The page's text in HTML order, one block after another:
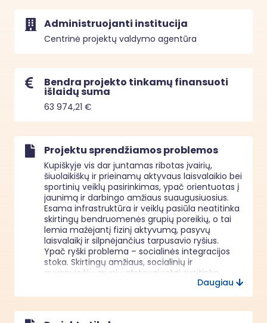
Administruojanti institucija
Centrinė projektų valdymo agentūra
Bendra projekto tinkamų finansuoti
išlaidų suma
63 974,21 €
Projektu sprendžiamos problemos
Kupiškyje vis dar juntamas ribotas įvairių,
šiuolaikiškų ir prieinamų aktyvaus laisvalaikio bei
sportinių veiklų pasirinkimas, ypač orientuotas į
jaunimą ir darbingo amžiaus suaugusiuosius.
Esama infrastruktūra ir veiklų pasiūla neatitinka
skirtingų bendruomenės grupių poreikių, o tai
lemia mažėjantį fizinį aktyvumą, pasyvų
laisvalaikį ir silpnėjančius tarpusavio ryšius.
Ypač ryški problema – socialinės integracijos
stoka. Skirtingų amžiaus, socialinių ir
gyvenviečių grupių atstovai retai susitinka
bendrose veiklose, o tai didina socialinę atskirtį.
Gyventojai turi ribotas galimybes dalyvauti
Daugiau